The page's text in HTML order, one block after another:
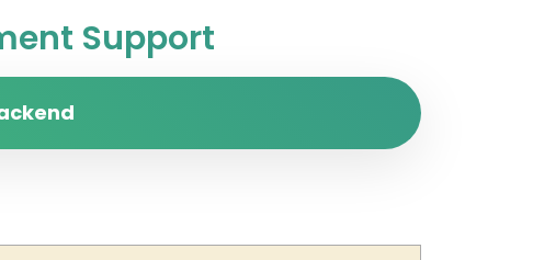
Support